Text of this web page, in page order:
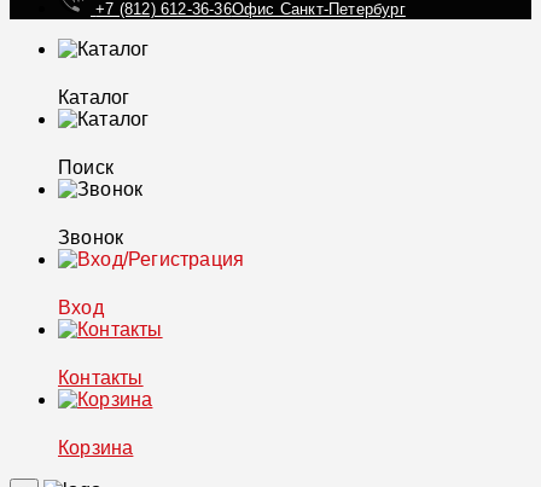
+7 (812) 612-36-36Офис Санкт-Петербург
Каталог
Поиск
Звонок
Вход
Контакты
Корзина